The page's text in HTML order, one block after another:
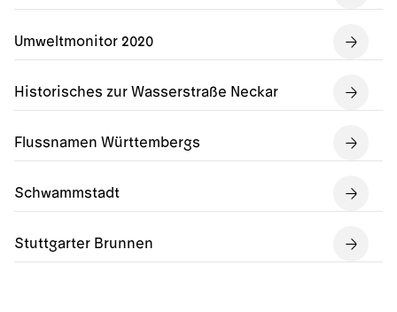
Umweltmonitor 2020
Historisches zur Wasserstraße Neckar
Flussnamen Württembergs
Schwammstadt
Stuttgarter Brunnen